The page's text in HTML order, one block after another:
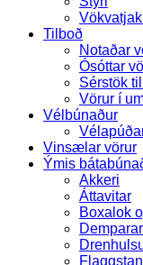
Tilboð
Notaðar
Ósóttar
Sérstök
Vörur í
Vélbúnaður
Vinsælar vörur
Ýmis
Akkeri
Áttavitar
Boxalok